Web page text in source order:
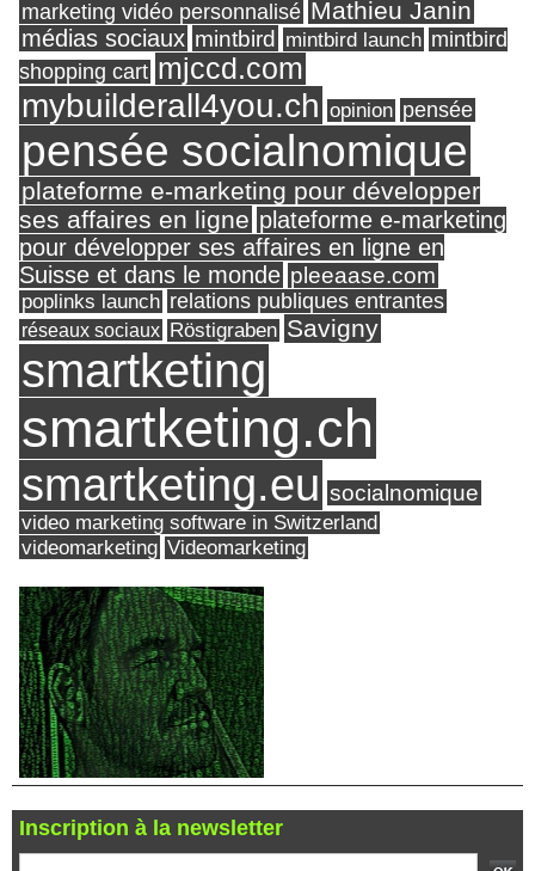
marketing vidéo personnalisé Mathieu Janin
médias sociaux mintbird mintbird launch mintbird
shopping cart mjccd.com
mybuilderall4you.ch opinion pensée
pensée socialnomique
plateforme e-marketing pour développer
ses affaires en ligne plateforme e-marketing
pour développer ses affaires en ligne en
Suisse et dans le monde pleeaase.com
poplinks launch relations publiques entrantes
réseaux sociaux Röstigraben Savigny
smartketing
smartketing.ch
smartketing.eu socialnomique
video marketing software in Switzerland
videomarketing Videomarketing
Inscription à la newsletter